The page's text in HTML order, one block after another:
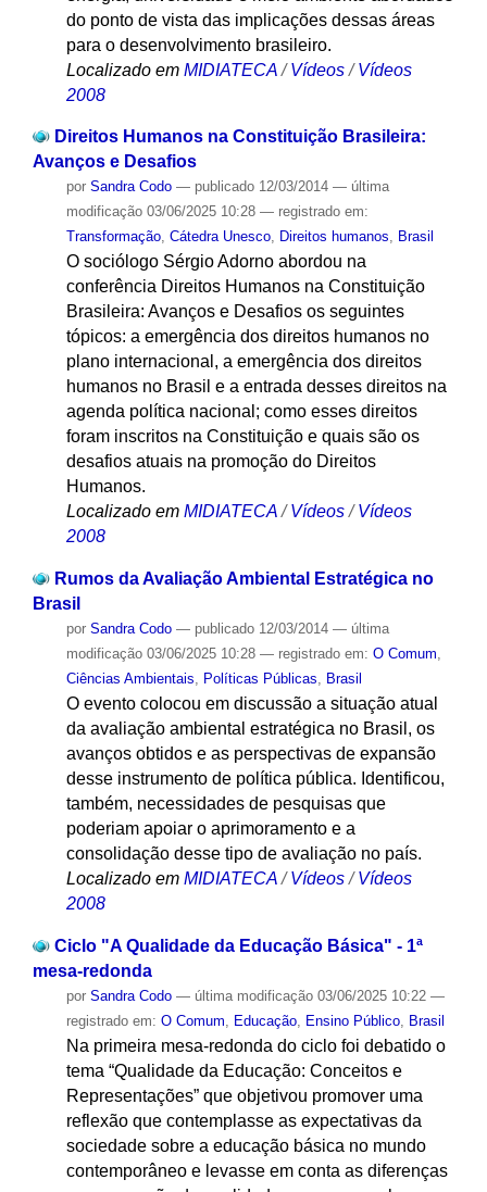
do ponto de vista das implicações dessas áreas
para o desenvolvimento brasileiro.
Localizado em MIDIATECA /Vídeos /Vídeos
2008
Direitos Humanos na Constituição Brasileira:
Avanços e Desafios
por Sandra Codo — publicado12/03/2014 — última
modificação03/06/2025 10:28 — registrado em:
Transformação, Cátedra Unesco, Direitos humanos, Brasil
O sociólogo Sérgio Adorno abordou na
conferência Direitos Humanos na Constituição
Brasileira: Avanços e Desafios os seguintes
tópicos: a emergência dos direitos humanos no
plano internacional, a emergência dos direitos
humanos no Brasil e a entrada desses direitos na
agenda política nacional; como esses direitos
foram inscritos na Constituição e quais são os
desafios atuais na promoção do Direitos
Humanos.
Localizado em MIDIATECA /Vídeos /Vídeos
2008
Rumos da Avaliação Ambiental Estratégica no
Brasil
por Sandra Codo — publicado12/03/2014 — última
modificação03/06/2025 10:28 — registrado em: O Comum,
Ciências Ambientais, Políticas Públicas, Brasil
O evento colocou em discussão a situação atual
da avaliação ambiental estratégica no Brasil, os
avanços obtidos e as perspectivas de expansão
desse instrumento de política pública. Identificou,
também, necessidades de pesquisas que
poderiam apoiar o aprimoramento e a
consolidação desse tipo de avaliação no país.
Localizado em MIDIATECA /Vídeos /Vídeos
2008
Ciclo "A Qualidade da Educação Básica" - 1ª
mesa-redonda
por Sandra Codo — última modificação03/06/2025 10:22 —
registrado em: O Comum Educação, Ensino Público, Brasil
Na primeira mesa-redonda do ciclo foi debatido o
tema “Qualidade da Educação: Conceitos e
Representações” que objetivou promover uma
reflexão que contemplasse as expectativas da
sociedade sobre a educação básica no mundo
contemporâneo e levasse em conta as diferenças